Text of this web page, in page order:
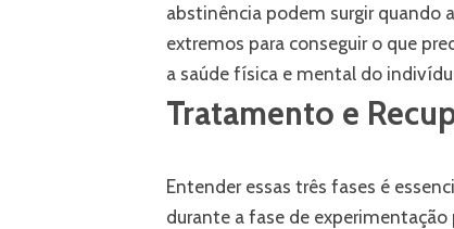
abstinência podem surgir quando
extremos para conseguir o que
a saúde física e mental do
Tratamento e
Entender essas três fases é
durante a fase de